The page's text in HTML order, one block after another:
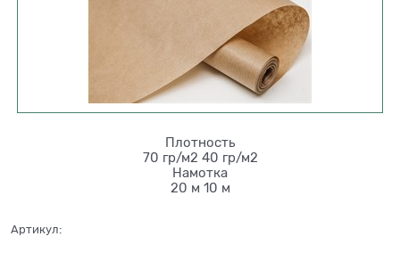
Плотность
70 гр/м2 40 гр/м2
Намотка
20 м 10 м
Артикул: